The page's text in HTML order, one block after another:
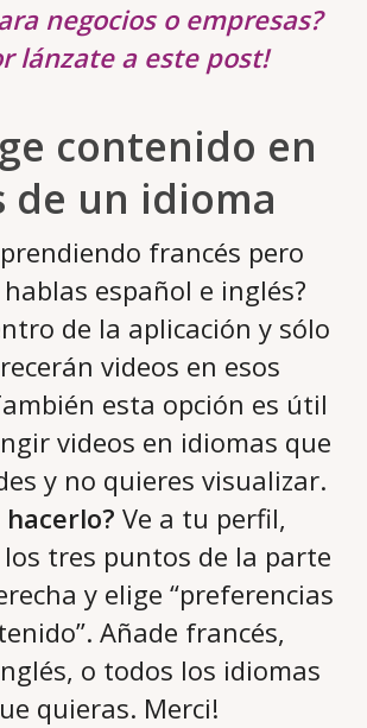
negocios o empresas?
lánzate a este post!
contenido en
de un idioma
francés pero
español e inglés?
de la aplicación y sólo
videos en esos
esta opción es útil
videos en idiomas que
y no quieres visualizar.
hacerlo? Ve a tu perfil,
los tres puntos de la parte
y elige “preferencias
Añade francés,
o todos los idiomas
quieras. Merci!